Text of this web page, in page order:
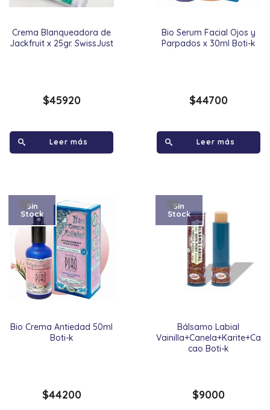
Crema Blanqueadora de
Jackfruit x 25gr. SwissJust
$45920
Leer más
Bio Serum Facial Ojos y
Parpados x 30ml Boti-k
$44700
Leer más
Bio Crema Antiedad 50ml
Boti-k
Sin
Stock
$44200
Bálsamo Labial
Vainilla+Canela+Karite+Ca
cao Boti-k
Sin
Stock
$9000